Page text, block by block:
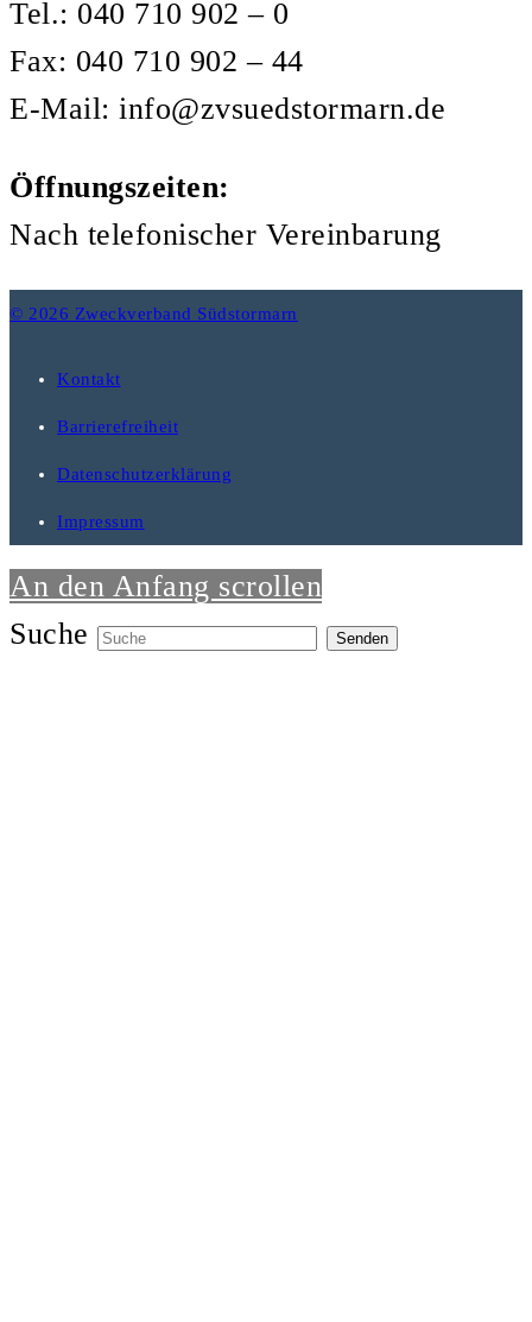
Tel.: 040 710 902 – 0
Fax: 040 710 902 – 44
E-Mail: info@zvsuedstormarn.de
Öffnungszeiten:
Nach telefonischer Vereinbarung
© 2026 Zweckverband Südstormarn
Kontakt
Barrierefreiheit
Datenschutzerklärung
Impressum
An den Anfang scrollen
Suche
Senden